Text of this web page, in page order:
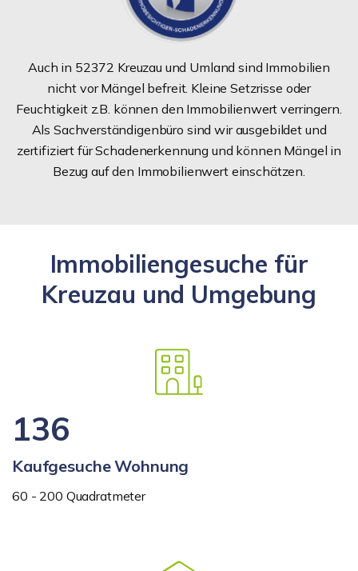
Auch in 52372 Kreuzau und Umland sind Immobilien
nicht vor Mängel befreit. Kleine Setzrisse oder
Feuchtigkeit z.B. können den Immobilienwert verringern.
Als Sachverständigenbüro sind wir ausgebildet und
zertifiziert für Schadenerkennung und können Mängel in
Bezug auf den Immobilienwert einschätzen.
Immobiliengesuche für
Kreuzau und Umgebung
136
Kaufgesuche Wohnung
60 - 200 Quadratmeter